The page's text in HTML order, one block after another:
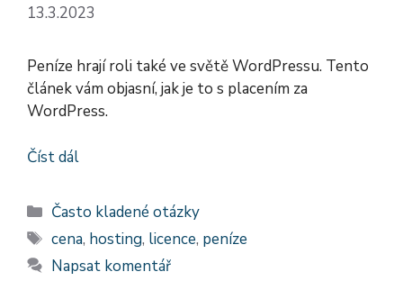
13.3.2023
Peníze hrají roli také ve světě WordPressu. Tento
článek vám objasní, jak je to s placením za
WordPress.
Číst dál
Rubriky
Často kladené otázky
Štítky
cena, hosting, licence, peníze
Napsat komentář